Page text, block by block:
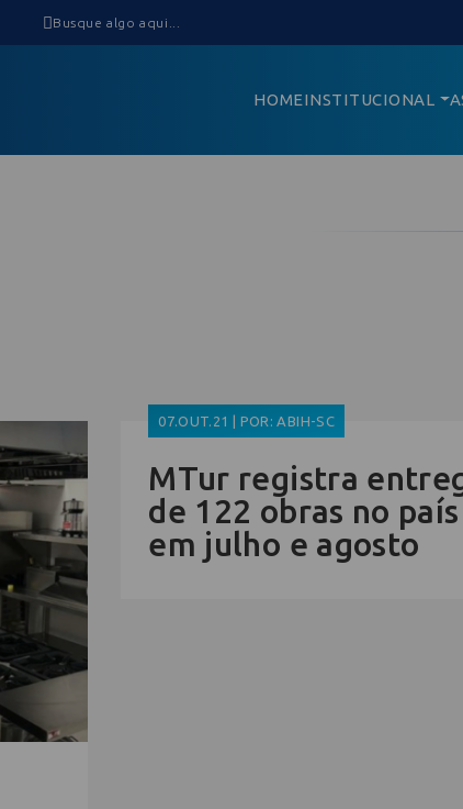
HOMEINSTITUCIONAL
07.OUT.21 | POR: ABIH-SC
MTur registra
de 122 obras no país
em julho e agosto